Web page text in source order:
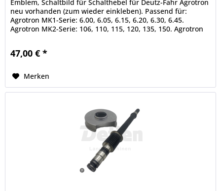
Emblem, Schaltbild für Schalthebel für Deutz-Fahr Agrotron
neu vorhanden (zum wieder einkleben). Passend für:
Agrotron MK1-Serie: 6.00, 6.05, 6.15, 6.20, 6.30, 6.45.
Agrotron MK2-Serie: 106, 110, 115, 120, 135, 150. Agrotron
47,00 € *
Merken